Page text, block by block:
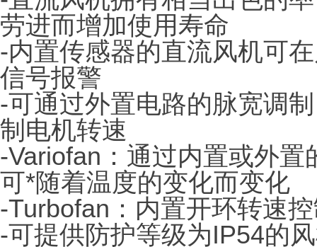
劳进而增加使用寿命
-内置传感器的直流风机可
信号报警
-可通过外置电路的脉宽调
制电机转速
-Variofan：通过内置或外
可*随着温度的变化而变化
-Turbofan：内置开环转速
-可提供防护等级为IP54的